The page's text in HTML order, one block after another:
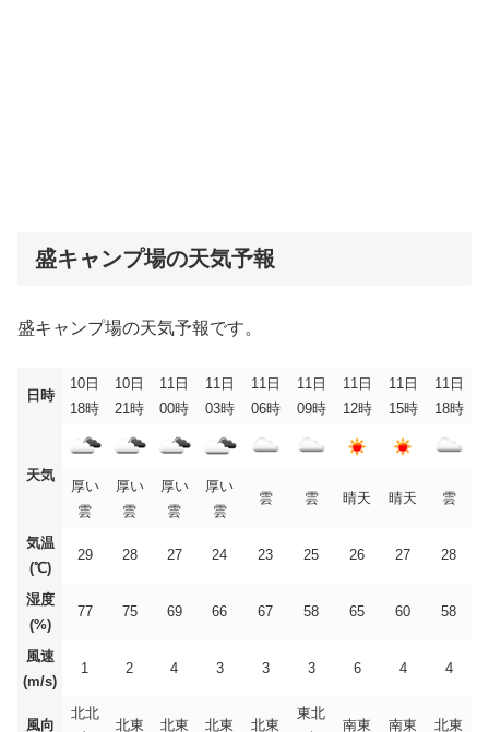
盛キャンプ場の天気予報
盛キャンプ場の天気予報です。
日時
10日
18時
10日
21時
11日
00時
11日
03時
11日
06時
11日
09時
11日
12時
11日
15時
11日
18時
天気
厚い
雲
厚い
雲
厚い
雲
厚い
雲
雲 雲 晴天 晴天 雲
気温
(℃)
29 28 27 24 23 25 26 27 28
湿度
(%)
77 75 69 66 67 58 65 60 58
風速
(m/s)
1 2 4 3 3 3 6 4 4
風向
北北
北東 北東 北東 北東
東北
南東 南東 北東